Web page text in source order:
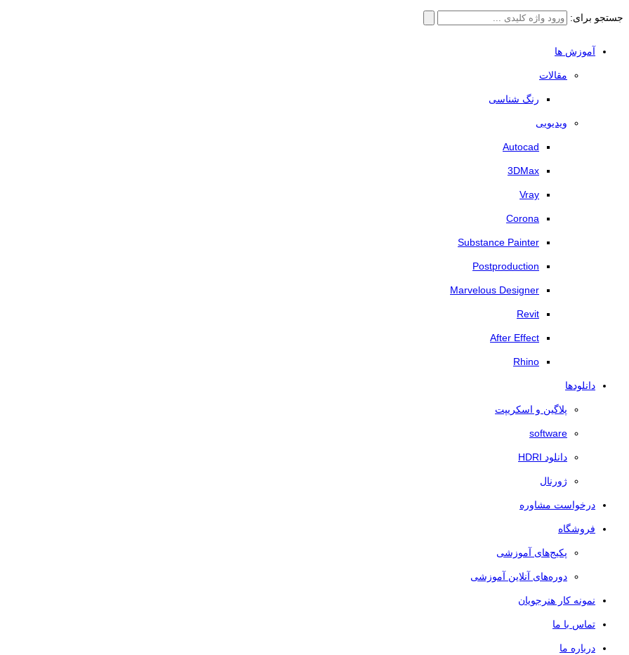
جستجو برای:
آموزش ها
مقالات
رنگ شناسی
ویدیویی
Autocad
3DMax
Vray
Corona
Substance Painter
Postproduction
Marvelous Designer
Revit
After Effect
Rhino
دانلودها
پلاگین و اسکریپت
software
دانلود HDRI
ژورنال
درخواست مشاوره
فروشگاه
پکیج‌های آموزشی
دوره‌های آنلاین آموزشی
نمونه کار هنرجویان
تماس با ما
درباره ما